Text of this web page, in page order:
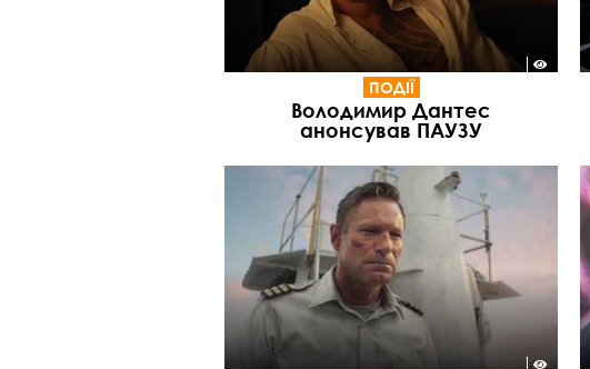
ПОДІЇ
Володимир Дантес
анонсував ПАУЗУ